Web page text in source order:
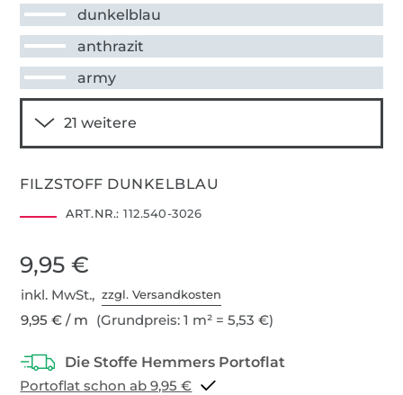
dunkelblau
anthrazit
army
FILZSTOFF DUNKELBLAU
ART.NR.: 112.540-3026
9,95 €
inkl. MwSt.,zzgl. Versandkosten
9,95 € / m (Grundpreis: 1 m² = 5,53 €)
Portoflat schon ab 9,95 €